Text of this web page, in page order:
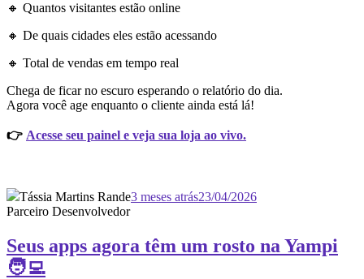
🔸 Quantos visitantes estão online
🔸 De quais cidades eles estão acessando
🔸 Total de vendas em tempo real
Chega de ficar no escuro esperando o relatório do dia.
Agora você age enquanto o cliente ainda está lá!
👉 Acesse seu painel e veja sua loja ao vivo.
Tássia Martins Rande3 meses atrás23/04/2026
Parceiro Desenvolvedor
Seus apps agora têm um rosto na Yampi
🧑‍💻